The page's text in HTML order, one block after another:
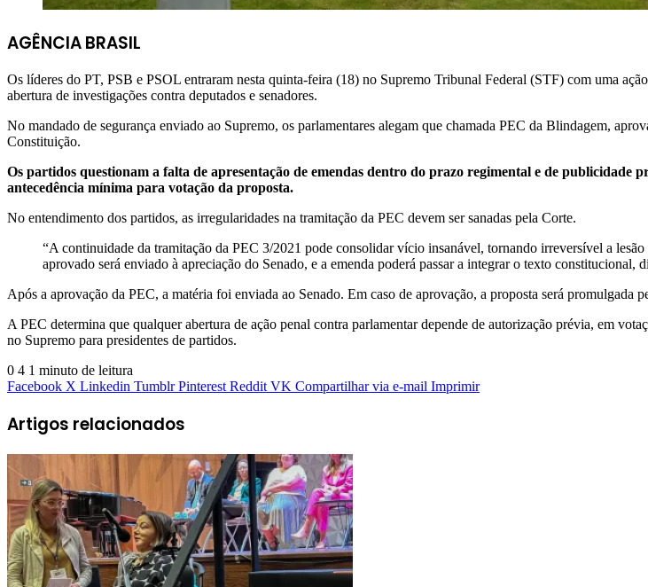
AGÊNCIA BRASIL
Os líderes do PT, PSB e PSOL entraram nesta quinta-feira (18) no Supremo Tribunal Federal (STF) com uma
abertura de investigações contra deputados e senadores.
No mandado de segurança enviado ao Supremo, os parlamentares alegam que chamada PEC da Blindagem,
Constituição.
Os partidos questionam a falta de apresentação de emendas dentro do prazo regimental e de publicidade
antecedência mínima para votação da proposta.
No entendimento dos partidos, as irregularidades na tramitação da PEC devem ser sanadas pela Corte.
“A continuidade da tramitação da PEC 3/2021 pode consolidar vício insanável, tornando irreversível a
aprovado será enviado à apreciação do Senado, e a emenda poderá passar a integrar o texto
Após a aprovação da PEC, a matéria foi enviada ao Senado. Em caso de aprovação, a proposta será promulgada
A PEC determina que qualquer abertura de ação penal contra parlamentar depende de autorização prévia, em
no Supremo para presidentes de partidos.
0 4 1 minuto de leitura
Facebook X Linkedin Tumblr Pinterest Reddit VK Compartilhar via e-mail Imprimir
Artigos relacionados